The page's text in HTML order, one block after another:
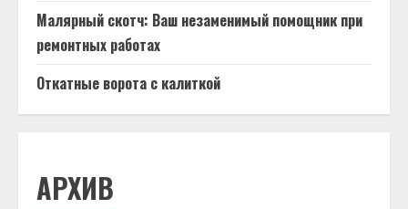
Малярный скотч: Ваш незаменимый помощник при
ремонтных работах
Откатные ворота с калиткой
АРХИВ